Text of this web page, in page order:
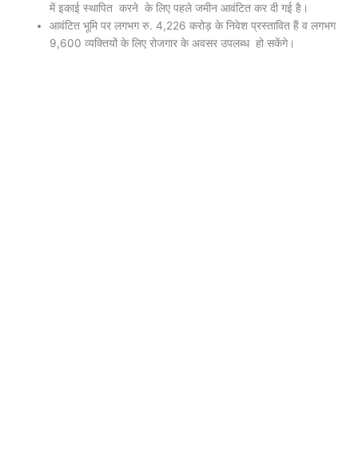
में इकाई स्थापित करने के लिए पहले जमीन आवंटित कर दी गई है।
आवंटित भूमि पर लगभग रु. 4,226 करोड़ के निवेश प्रस्तावित हैं व लगभग
9,600 व्यक्तियों के लिए रोजगार के अवसर उपलब्ध हो सकेंगे।